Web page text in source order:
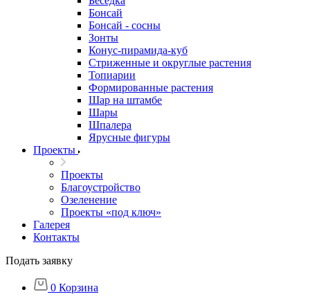
Бонсай
Бонсай - сосны
Зонты
Конус-пирамида-куб
Стриженные и округлые растения
Топиарии
Формированные растения
Шар на штамбе
Шары
Шпалера
Ярусные фигуры
Проекты
Проекты
Благоустройство
Озеленение
Проекты «под ключ»
Галерея
Контакты
Подать заявку
0 Корзина